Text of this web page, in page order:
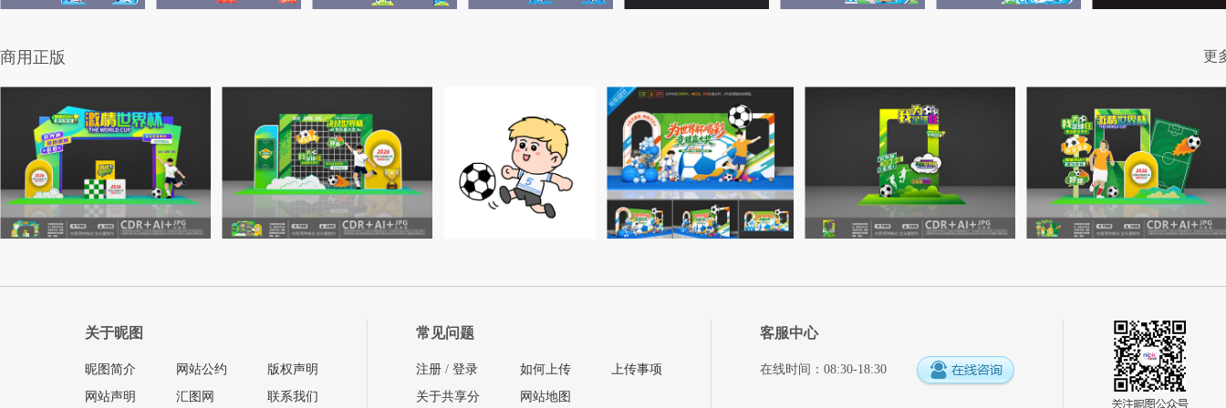
商用正版 更
关于昵图
昵图简介
网站声明
网站公约
汇图网
版权声明
联系我们
常见问题
注册 / 登录
关于共享分
如何上传
网站地图
上传事项
客服中心
在线时间：08:30-18:30